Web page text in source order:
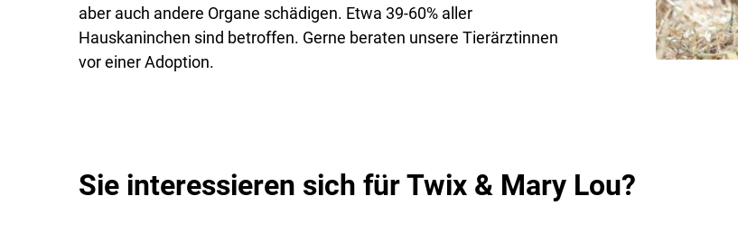
aber auch andere Organe schädigen. Etwa 39-60% aller
Hauskaninchen sind betroffen. Gerne beraten unsere Tierärztinnen
vor einer Adoption.
Sie interessieren sich für Twix & Mary Lou?